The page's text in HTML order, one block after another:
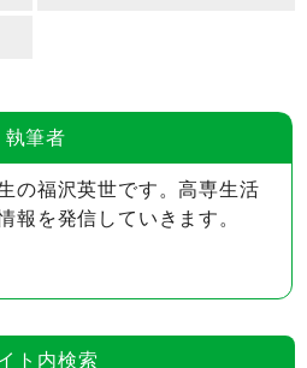
執筆者
の福沢英世です。高専生活
報を発信していきます。
ト内検索